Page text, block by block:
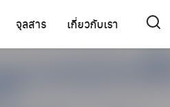
จุลสาร เกี่ยวกับเรา